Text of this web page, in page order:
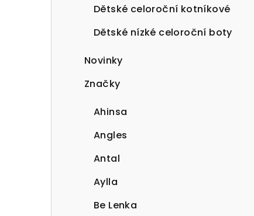
Dětské celoroční kotníkové
Dětské nízké celoroční boty
Novinky
Značky
Ahinsa
Angles
Antal
Aylla
Be Lenka